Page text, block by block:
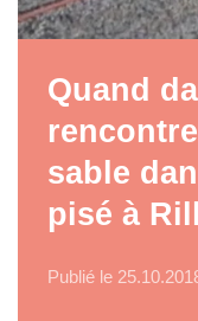
Quand
sable
pisé à
Publié le